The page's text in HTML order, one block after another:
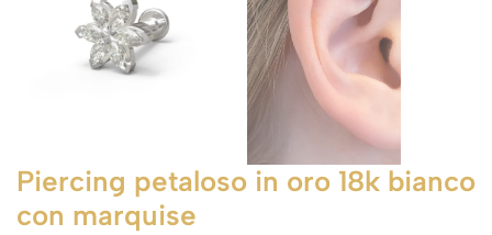
Piercing petaloso in oro 18k bianco
con marquise